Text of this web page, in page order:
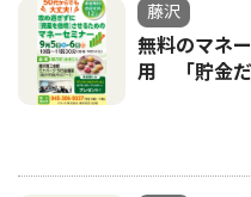
藤沢
無料のマネ
用 「貯金だ